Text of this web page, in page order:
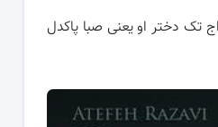
تک دختر او یعنی صبا پاکدل